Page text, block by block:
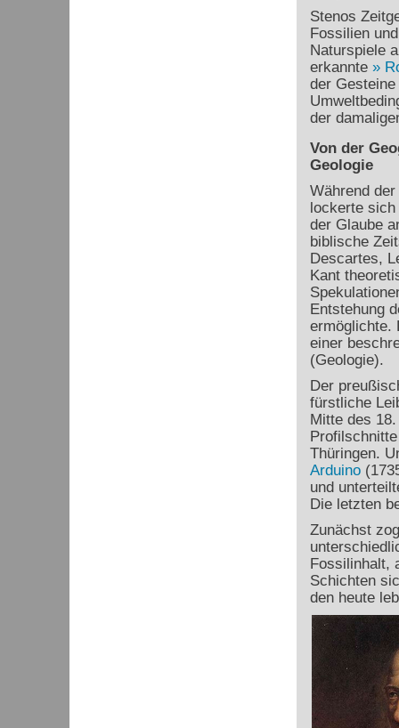
Stenos
Fossilien
Naturspiele
erkannte
der
der
Von der
Geologie
Während
lockerte
der Glaube
biblische
Descartes,
Kant
Entstehung
ermöglichte.
einer
(Geologie).
Der
fürstliche
Mitte des
Thüringen.
Arduino
und
Die letzten
Zunächst
Fossilinhalt,
Schichten
den heute